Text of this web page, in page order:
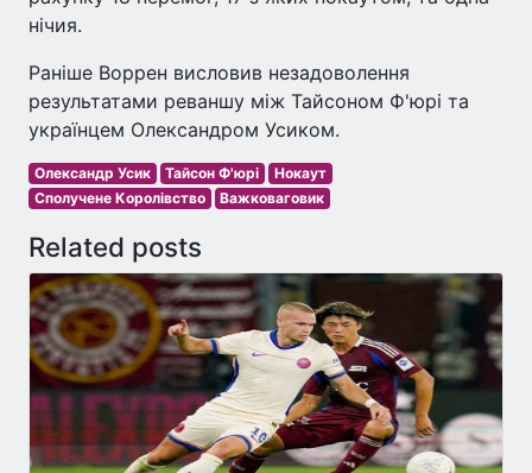
нічия.
Раніше Воррен висловив незадоволення
результатами реваншу між Тайсоном Ф'юрі та
українцем Олександром Усиком.
Олександр Усик Тайсон Ф'юрі
Нокаут
Сполучене Королівство
Важковаговик
Related posts